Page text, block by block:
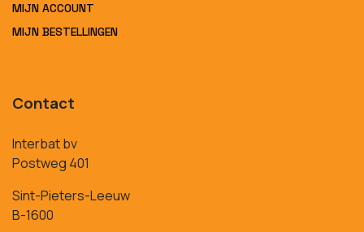
MIJN ACCOUNT
MIJN BESTELLINGEN
Contact
Interbat bv
Postweg 401
Sint-Pieters-Leeuw
B-1600